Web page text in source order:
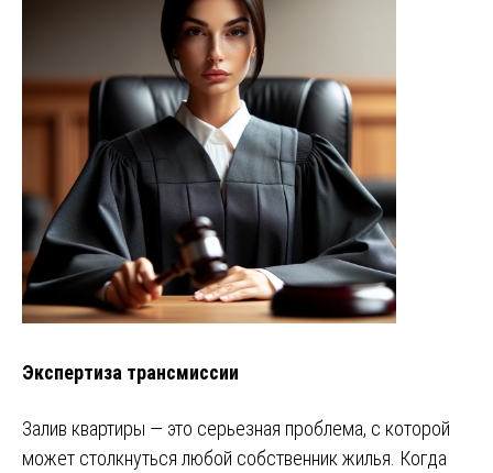
Экспертиза трансмиссии
Залив квартиры — это серьезная проблема, с которой
может столкнуться любой собственник жилья. Когда